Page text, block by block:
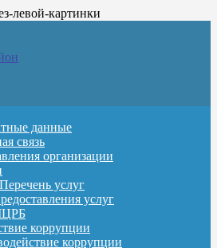
данные
связь
организации
услуг
услуг
коррупции
коррупции